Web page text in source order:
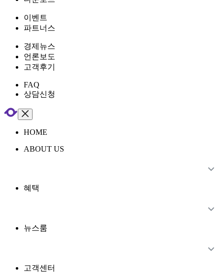
이벤트
파트너스
경제뉴스
언론보도
고객후기
FAQ
상담신청
HOME
ABOUT US
혜택
뉴스룸
고객센터